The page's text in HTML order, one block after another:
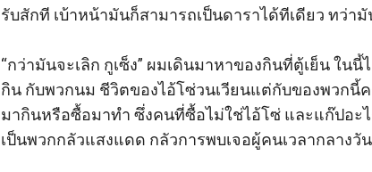
รับสักที เบ้าหน้ามันก็สามารถเป็นดาราได้ทีเดียว ทว่า
“กว่ามันจะเลิก กูเซ็ง” ผมเดินมาหาของกินที่ตู้เย็น ใน
กิน กับพวกนม ชีวิตของไอ้โซ่วนเวียนแต่กับของพวกนี้
มากินหรือซื้อมาทำ ซึ่งคนที่ซื้อไม่ใช่ไอ้โซ่ และแก๊ปอะ
เป็นพวกกลัวแสงแดด กลัวการพบเจอผู้คนเวลากลาง